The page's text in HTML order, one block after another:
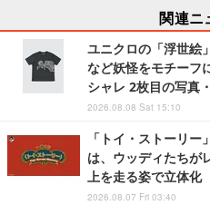
関連ニ
ユニクロの「浮世絵
など妖怪をモチーフ
シャレ 2枚目の写真
2026.08.08 Sat 15:10
「トイ・ストーリ
は、ウッディたちが
上を走る姿で立体化
2026.08.07 Fri 03:40